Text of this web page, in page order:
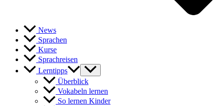
News
Sprachen
Kurse
Sprachreisen
Lerntipps
Überblick
Vokabeln lernen
So lernen Kinder